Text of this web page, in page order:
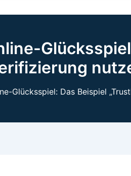
Glücksspiel: Das Beispiel